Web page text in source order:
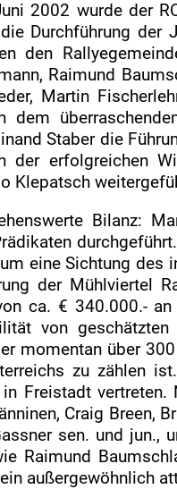
2002 wurde der
Durchführung der
den
Raimund
Martin
dem
Staber die
der erfolgreichen
Klepatsch
Bilanz:
eine Sichtung des
der Mühlviertel
ca. € 340.000.-
von
momentan über
zu zählen
Freistadt
Craig Breen,
sen. und jun.,
Raimund
außergewöhnlich